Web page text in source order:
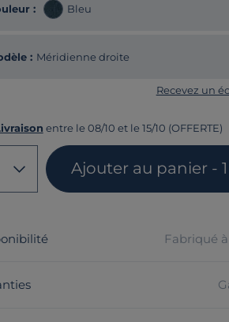
: Bleu
: Méridienne droite
Recevez un
entre le 08/10 et le 15/10 (OFFERTE)
Ajouter au panier -
Fabriqué